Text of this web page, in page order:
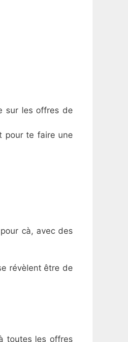
sur les offres de
pour te faire une
cà, avec des
révèlent être de
toutes les offres